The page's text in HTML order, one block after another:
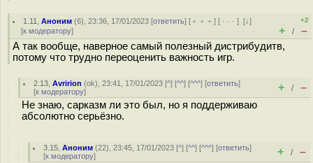
1.11 ,Аноним (6), 23:36, 17/01/2023 [ответить] [ ﹢﹢﹢] [ · · ·][↓]
[к модератору]
+2
+ / –
А так вообще, наверное самый полезный дистрибудитв,
потому что трудно переоценить важность игр.
2.13 ,Avririon (ok), 23:41, 17/01/2023 [^] [^^] [^^^] [ответить]
[к модератору] + / –
Не знаю, сарказм ли это был, но я поддерживаю
абсолютно серьёзно.
3.15 ,Аноним (22), 23:45, 17/01/2023 [^] [^^] [^^^] [ответить]
[к модератору] + / –